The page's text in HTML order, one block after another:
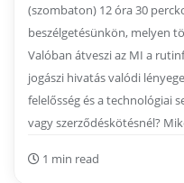
(szombaton) 12 óra 30
beszélgetésünkön, melyen
Valóban átveszi az MI a
jogászi hivatás valódi
felelősség és a technológiai
vagy szerződéskötésnél?
1 min read